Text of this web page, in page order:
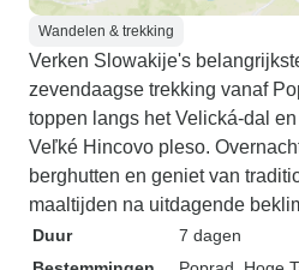
Wandelen & trekking
Verken Slowakije's
zevendaagse trekking vanaf
toppen langs het Velická-dal
Veľké Hincovo pleso.
berghutten en geniet van
maaltijden na uitdagende
Duur
7 dagen